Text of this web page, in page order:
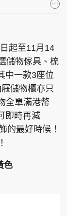
起至11月14
儲物傢具、梳
中一款3座位
儲物櫃亦只
全單滿港幣
即時再減
的最好時候！
色